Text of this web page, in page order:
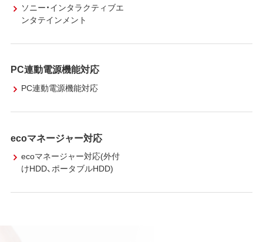
ソニー・インタラクティブエ
ンタテインメント
PC連動電源機能対応
PC連動電源機能対応
ecoマネージャー対応
ecoマネージャー対応(外付
けHDD、ポータブルHDD)